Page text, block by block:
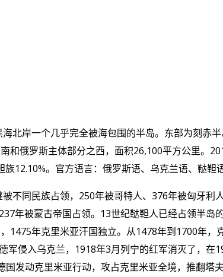
北岸一个几乎完全被海包围的半岛。东部为刻赤
和俄罗斯主体部分之西，面积26,100平方公里。
族12.10%。官方语言：俄罗斯语、乌克兰语、鞑靼语
不同民族占领， 250年被哥特人、 376年被匈牙利人
年被蒙古帝国占领。 13世纪鞑靼人已经占领半岛
1475年克里米亚汗国独立。从1478年到1700年，
军侵入乌克兰， 1918年3月列宁的红军消灭了，在
国发动克里米亚行动，攻占克里米亚全境，推翻塔